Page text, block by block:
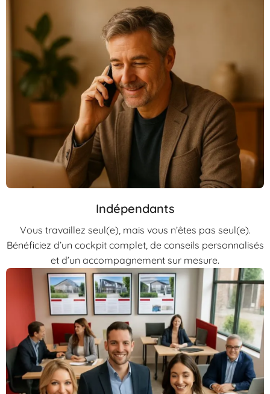
Indépendants
Vous travaillez seul(e), mais vous n’êtes pas seul(e).
Bénéficiez d’un cockpit complet, de conseils personnalisés
et d’un accompagnement sur mesure.